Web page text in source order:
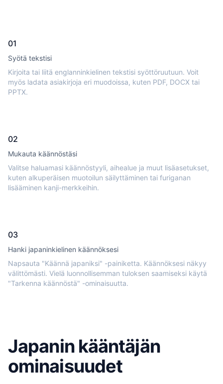
01
Syötä tekstisi
Kirjoita tai liitä englanninkielinen tekstisi syöttöruutuun. Voit
myös ladata asiakirjoja eri muodoissa, kuten PDF, DOCX tai
PPTX.
02
Mukauta käännöstäsi
Valitse haluamasi käännöstyyli, aihealue ja muut lisäasetukset,
kuten alkuperäisen muotoilun säilyttäminen tai furiganan
lisääminen kanji-merkkeihin.
03
Hanki japaninkielinen käännöksesi
Napsauta "Käännä japaniksi" -painiketta. Käännöksesi näkyy
välittömästi. Vielä luonnollisemman tuloksen saamiseksi käytä
"Tarkenna käännöstä" -ominaisuutta.
Japanin kääntäjän
ominaisuudet